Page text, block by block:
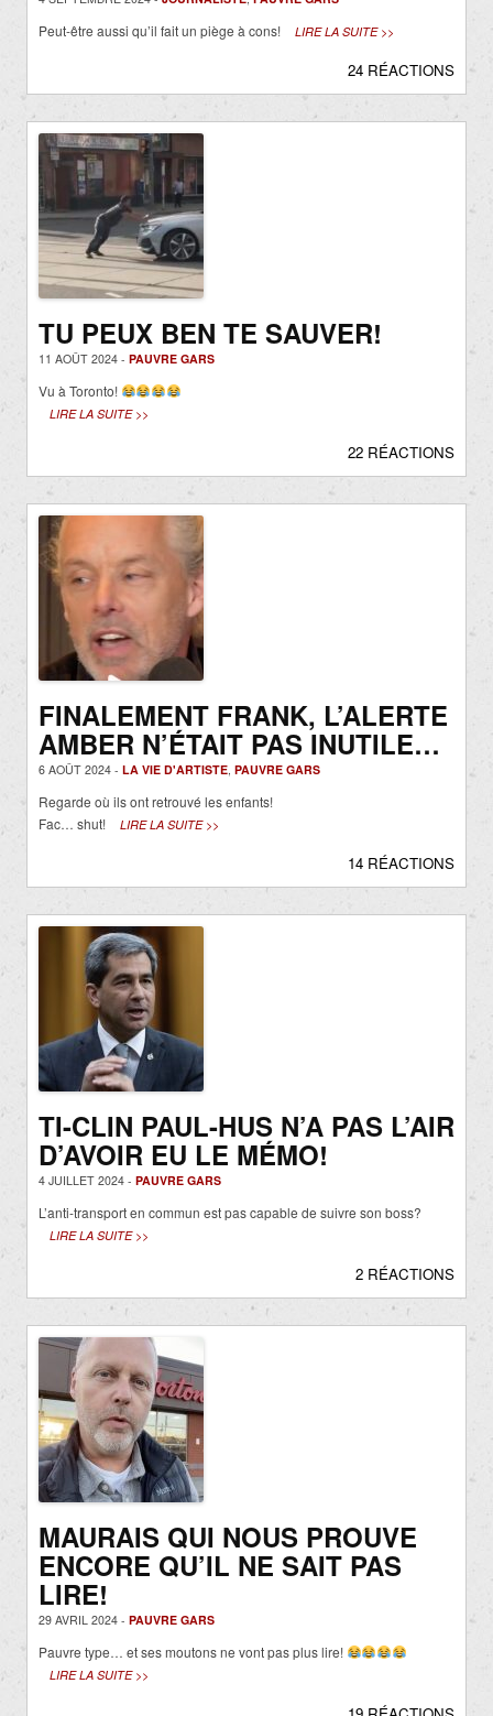
Peut-être aussi qu’il fait un piège à cons! LIRE LA SUITE >>
24 RÉACTIONS
TU PEUX BEN TE SAUVER!
11 AOÛT 2024 - PAUVRE GARS
Vu à Toronto!
LIRE LA SUITE >>
22 RÉACTIONS
FINALEMENT FRANK, L’ALERTE
AMBER N’ÉTAIT PAS INUTILE…
6 AOÛT 2024 - LA VIE D'ARTISTE, PAUVRE GARS
Regarde où ils ont retrouvé les enfants!
Fac… shut!
LIRE LA SUITE >>
14 RÉACTIONS
TI-CLIN PAUL-HUS N’A PAS L’AIR
D’AVOIR EU LE MÉMO!
4 JUILLET 2024 - PAUVRE GARS
L’anti-transport en commun est pas capable de suivre son boss?
LIRE LA SUITE >>
2 RÉACTIONS
MAURAIS QUI NOUS PROUVE
ENCORE QU’IL NE SAIT PAS
LIRE!
29 AVRIL 2024 - PAUVRE GARS
Pauvre type… et ses moutons ne vont pas plus lire!
LIRE LA SUITE >>